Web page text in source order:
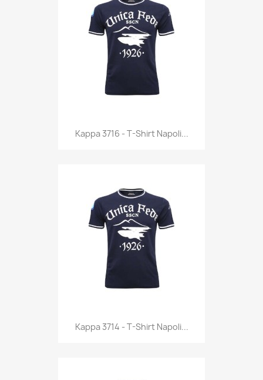
Anteprima
Kappa 3716 - T-Shirt Napoli...
Anteprima
Kappa 3714 - T-Shirt Napoli...